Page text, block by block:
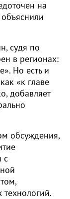
на
судя по
в регионах:
Но есть и
«к главе
добавляет
обсуждения,
с
технологий.